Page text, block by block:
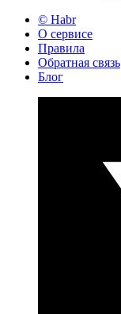
© Habr
О сервисе
Правила
Обратная связь
Блог